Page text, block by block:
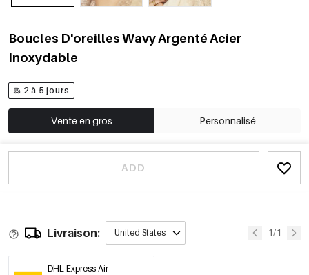
Boucles D'oreilles Wavy Argenté Acier
Inoxydable
2 à 5 jours
Vente en gros Personnalisé
ADD
Livraison: United States 1/1
DHL Express Air